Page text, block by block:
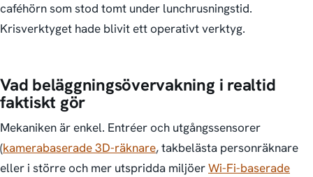
caféhörn som stod tomt under lunch­rusningstid.
Krisverktyget hade blivit ett operativt verktyg.
Vad beläggnings­övervakning i realtid
faktiskt gör
Mekaniken är enkel. Entréer och utgångssensorer
(kamerabaserade 3D-räknare, takbelästa personräknare
eller i större och mer utspridda miljöerWi-Fi-baserade